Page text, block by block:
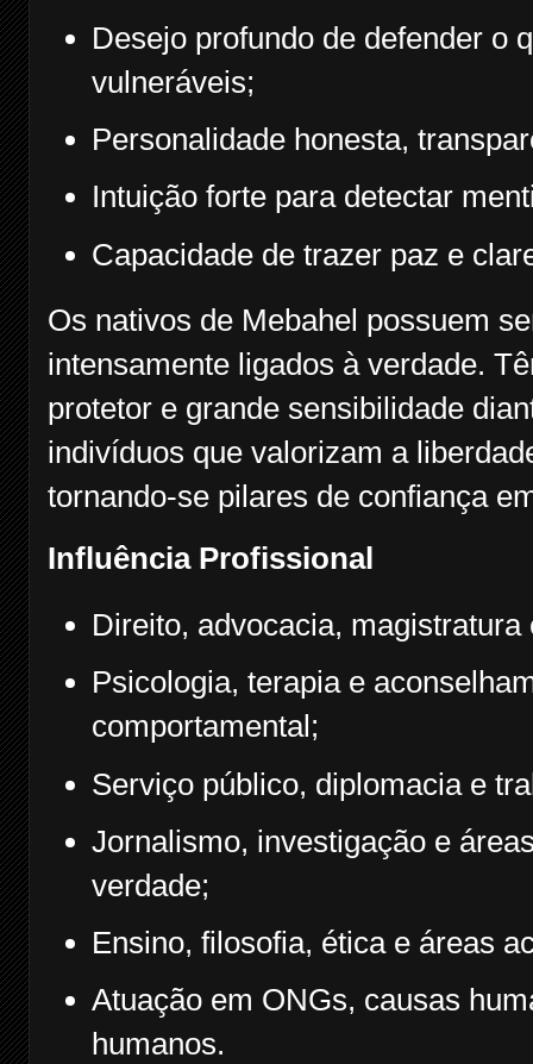
Desejo profundo de defender o
vulneráveis;
Personalidade honesta,
Intuição forte para detectar
Capacidade de trazer paz e
Os nativos de Mebahel possuem
intensamente ligados à verdade.
protetor e grande sensibilidade
indivíduos que valorizam a
tornando-se pilares de confiança
Influência Profissional
Direito, advocacia,
Psicologia, terapia e
comportamental;
Serviço público, diplomacia e
Jornalismo, investigação e
verdade;
Ensino, filosofia, ética e áreas
Atuação em ONGs, causas
humanos.